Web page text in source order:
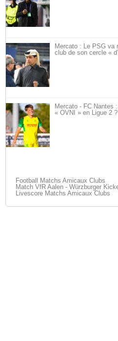
Mercato : Le PSG va
club de son cercle «
Mercato - FC Nantes
« OVNI » en Ligue 2 ?
Football Matchs Amicaux Clubs
Match VfR Aalen - Würzburger
Livescore Matchs Amicaux Clubs